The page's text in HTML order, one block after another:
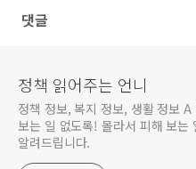
댓글
정책 읽어주는 언니
정책 정보, 복지 정보, 생활 정보
보는 일 없도록! 몰라서 피해 보는
알려드립니다.